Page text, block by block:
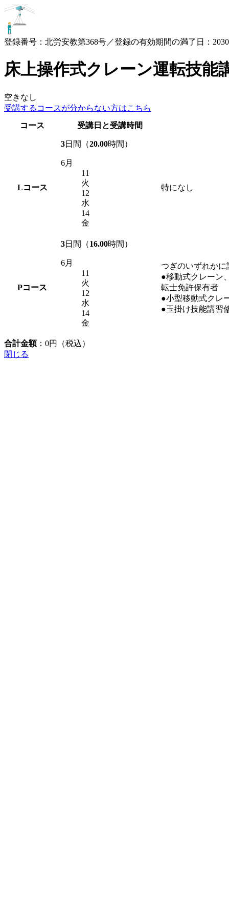
登録番号：北労安教第368号／登録の有効期間の満了日：
床上操作式クレーン運転技能
空きなし
受講するコースが分からない方はこちら
コース
受講日と受講時間
Lコース
3日間（20.00時間）
6月
11
火
12
水
14
金
特になし
Pコース
3日間（16.00時間）
6月
11
火
12
水
14
金
つぎのいずれかに
●移動式クレーン
転士免許保有者
●小型移動式クレ
●玉掛け技能講習
合計金額： 0円（税込）
閉じる